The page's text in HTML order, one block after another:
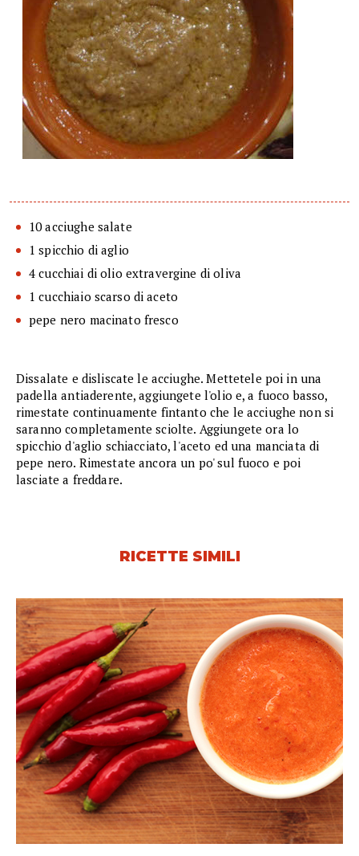
10 acciughe salate
1 spicchio di aglio
4 cucchiai di olio extravergine di oliva
1 cucchiaio scarso di aceto
pepe nero macinato fresco
Dissalate e disliscate le acciughe. Mettetele poi in una
padella antiaderente, aggiungete l'olio e, a fuoco basso,
rimestate continuamente fintanto che le acciughe non si
saranno completamente sciolte. Aggiungete ora lo
spicchio d'aglio schiacciato, l'aceto ed una manciata di
pepe nero. Rimestate ancora un po' sul fuoco e poi
lasciate a freddare.
RICETTE SIMILI